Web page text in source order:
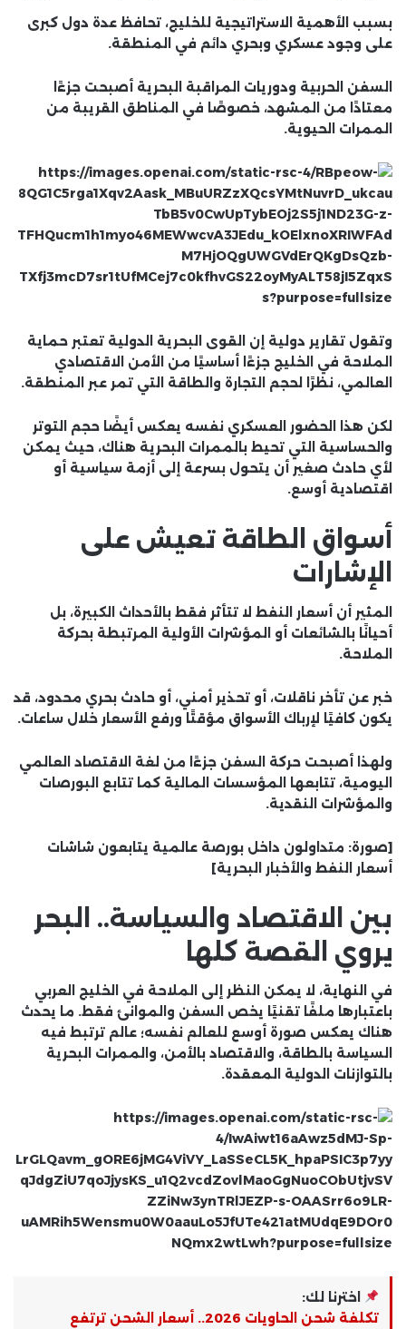
بسبب الأهمية الاستراتيجية للخليج، تحافظ عدة دول كبرى
على وجود عسكري وبحري دائم في المنطقة.
السفن الحربية ودوريات المراقبة البحرية أصبحت جزءًا
معتادًا من المشهد، خصوصًا في المناطق القريبة من
الممرات الحيوية.
وتقول تقارير دولية إن القوى البحرية الدولية تعتبر حماية
الملاحة في الخليج جزءًا أساسيًا من الأمن الاقتصادي
العالمي، نظرًا لحجم التجارة والطاقة التي تمر عبر المنطقة.
لكن هذا الحضور العسكري نفسه يعكس أيضًا حجم التوتر
والحساسية التي تحيط بالممرات البحرية هناك، حيث يمكن
لأي حادث صغير أن يتحول بسرعة إلى أزمة سياسية أو
اقتصادية أوسع.
أسواق الطاقة تعيش على
الإشارات
المثير أن أسعار النفط لا تتأثر فقط بالأحداث الكبيرة، بل
أحيانًا بالشائعات أو المؤشرات الأولية المرتبطة بحركة
الملاحة.
خبر عن تأخر ناقلات، أو تحذير أمني، أو حادث بحري محدود، قد
يكون كافيًا لإرباك الأسواق مؤقتًا ورفع الأسعار خلال ساعات.
ولهذا أصبحت حركة السفن جزءًا من لغة الاقتصاد العالمي
اليومية، تتابعها المؤسسات المالية كما تتابع البورصات
والمؤشرات النقدية.
[صورة: متداولون داخل بورصة عالمية يتابعون شاشات
أسعار النفط والأخبار البحرية]
بين الاقتصاد والسياسة.. البحر
يروي القصة كلها
في النهاية، لا يمكن النظر إلى الملاحة في الخليج العربي
باعتبارها ملفًا تقنيًا يخص السفن والموانئ فقط. ما يحدث
هناك يعكس صورة أوسع للعالم نفسه؛ عالم ترتبط فيه
السياسة بالطاقة، والاقتصاد بالأمن، والممرات البحرية
بالتوازنات الدولية المعقدة.
اخترنا لك:
تكلفة شحن الحاويات 2026.. أسعار الشحن ترتفع